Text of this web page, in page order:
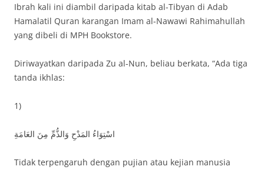
Ibrah kali ini diambil daripada kitab al-Tibyan di Adab
Hamalatil Quran karangan Imam al-Nawawi Rahimahullah
yang dibeli di MPH Bookstore.
Diriwayatkan daripada Zu al-Nun, beliau berkata, “Ada tiga
tanda ikhlas:
1)
اسْتِوَاءُ المَدْحِ وَالذُّمِّ مِنَ العَامَةِ
Tidak terpengaruh dengan pujian atau kejian manusia